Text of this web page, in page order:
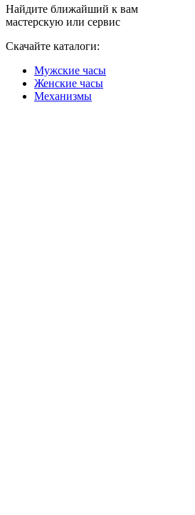
Найдите ближайший к вам
мастерскую или сервис
Скачайте каталоги:
Мужские часы
Женские часы
Механизмы